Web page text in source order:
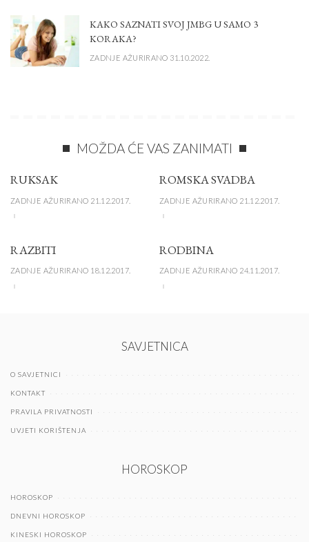
KAKO SAZNATI SVOJ JMBG U SAMO 3
KORAKA?
ZADNJE AŽURIRANO 31.10.2022.
MOŽDA ĆE VAS ZANIMATI
RUKSAK
ZADNJE AŽURIRANO 21.12.2017.
ROMSKA SVADBA
ZADNJE AŽURIRANO 21.12.2017.
RAZBITI
ZADNJE AŽURIRANO 18.12.2017.
RODBINA
ZADNJE AŽURIRANO 24.11.2017.
SAVJETNICA
O SAVJETNICI
KONTAKT
PRAVILA PRIVATNOSTI
UVJETI KORIŠTENJA
HOROSKOP
HOROSKOP
DNEVNI HOROSKOP
KINESKI HOROSKOP